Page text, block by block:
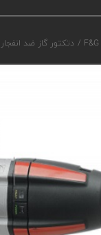
/ دتکتور گاز ضد انفجار